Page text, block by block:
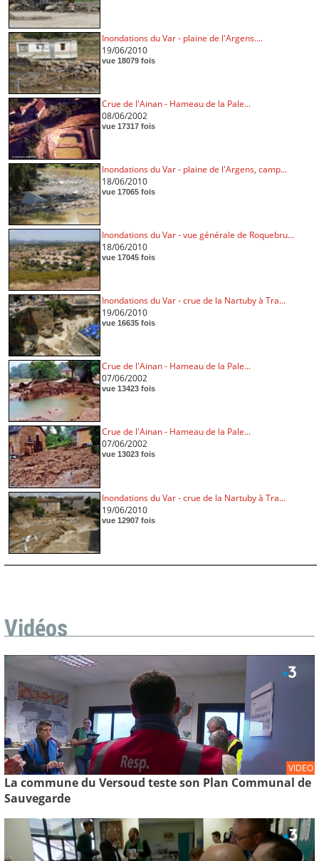
Inondations du Var - plaine de l'Argens....
19/06/2010
vue 18079 fois
Crue de l'Ainan - Hameau de la Pale...
08/06/2002
vue 17317 fois
Inondations du Var - plaine de l'Argens, camp...
18/06/2010
vue 17065 fois
Inondations du Var - vue générale de Roquebru...
18/06/2010
vue 17045 fois
Inondations du Var - crue de la Nartuby à Tra...
19/06/2010
vue 16635 fois
Crue de l'Ainan - Hameau de la Pale...
07/06/2002
vue 13423 fois
Crue de l'Ainan - Hameau de la Pale...
07/06/2002
vue 13023 fois
Inondations du Var - crue de la Nartuby à Tra...
19/06/2010
vue 12907 fois
Vidéos
VIDEO
La commune du Versoud teste son Plan Communal de
Sauvegarde